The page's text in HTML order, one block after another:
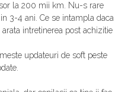
la 200 mii km. Nu-s rare
3-4 ani. Ce se intampla daca
intretinerea post achizitie
updateuri de soft peste